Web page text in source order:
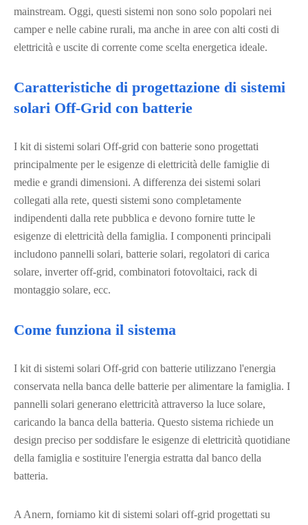
mainstream. Oggi, questi sistemi non sono solo popolari nei
camper e nelle cabine rurali, ma anche in aree con alti costi di
elettricità e uscite di corrente come scelta energetica ideale.
Caratteristiche di progettazione di sistemi
solari Off-Grid con batterie
I kit di sistemi solari Off-grid con batterie sono progettati
principalmente per le esigenze di elettricità delle famiglie di
medie e grandi dimensioni. A differenza dei sistemi solari
collegati alla rete, questi sistemi sono completamente
indipendenti dalla rete pubblica e devono fornire tutte le
esigenze di elettricità della famiglia. I componenti principali
includono pannelli solari, batterie solari, regolatori di carica
solare, inverter off-grid, combinatori fotovoltaici, rack di
montaggio solare, ecc.
Come funziona il sistema
I kit di sistemi solari Off-grid con batterie utilizzano l'energia
conservata nella banca delle batterie per alimentare la famiglia. I
pannelli solari generano elettricità attraverso la luce solare,
caricando la banca della batteria. Questo sistema richiede un
design preciso per soddisfare le esigenze di elettricità quotidiane
della famiglia e sostituire l'energia estratta dal banco della
batteria.
A Anern, forniamo kit di sistemi solari off-grid progettati su